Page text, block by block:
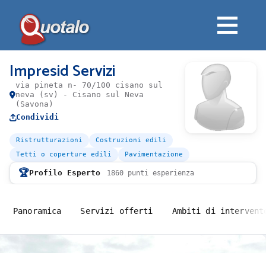
Impresid Servizi
via pineta n- 70/100 cisano sul
neva (sv) - Cisano sul Neva
(Savona)
Condividi
Ristrutturazioni
Costruzioni edili
Tetti o coperture edili
Pavimentazione
🏆Profilo Esperto 1860 punti esperienza
Panoramica Servizi offerti Ambiti di